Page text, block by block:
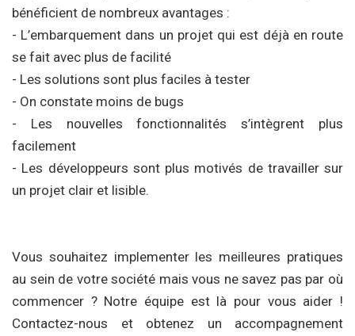
bénéficient de nombreux avantages :
- L’embarquement dans un projet qui est déjà en route
se fait avec plus de facilité
- Les solutions sont plus faciles à tester
- On constate moins de bugs
- Les nouvelles fonctionnalités s’intègrent plus
facilement
- Les développeurs sont plus motivés de travailler sur
un projet clair et lisible.
Vous souhaitez implementer les meilleures pratiques
au sein de votre société mais vous ne savez pas par où
commencer ? Notre équipe est là pour vous aider !
Contactez-nous et obtenez un accompagnement